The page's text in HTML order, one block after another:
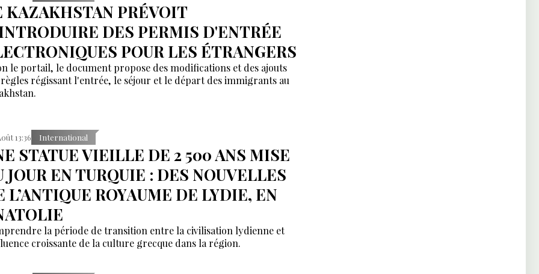
KAZAKHSTAN PRÉVOIT
DES PERMIS D'ENTRÉE
POUR LES ÉTRANGERS
le portail, le document propose des modifications et des ajouts
règles régissant l'entrée, le séjour et le départ des immigrants au
13:36 International
STATUE VIEILLE DE 2 500 ANS MISE
JOUR EN TURQUIE : DES NOUVELLES
L’ANTIQUE ROYAUME DE LYDIE, EN
la période de transition entre la civilisation lydienne et
croissante de la culture grecque dans la région.